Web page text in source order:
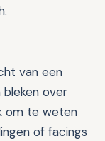
van een
over
om te weten
of facings